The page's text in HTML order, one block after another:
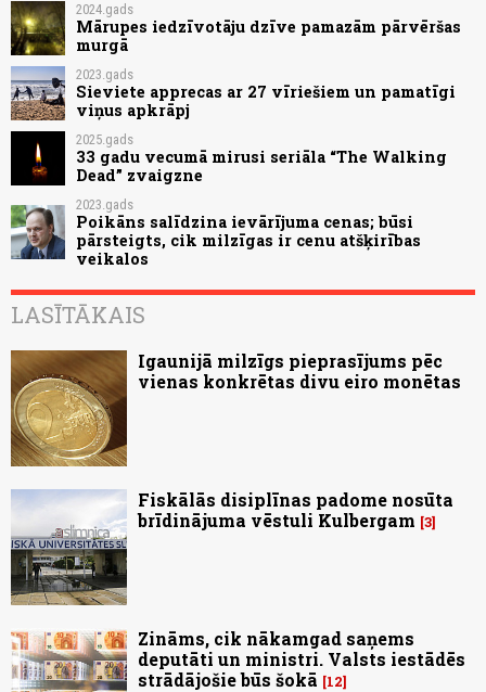
2024.gads
Mārupes iedzīvotāju dzīve pamazām pārvēršas
murgā
2023.gads
Sieviete apprecas ar 27 vīriešiem un pamatīgi
viņus apkrāpj
2025.gads
33 gadu vecumā mirusi seriāla “The Walking
Dead” zvaigzne
2023.gads
Poikāns salīdzina ievārījuma cenas; būsi
pārsteigts, cik milzīgas ir cenu atšķirības
veikalos
LASĪTĀKAIS
Igaunijā milzīgs pieprasījums pēc
vienas konkrētas divu eiro monētas
Fiskālās disiplīnas padome nosūta
brīdinājuma vēstuli Kulbergam 3
Zināms, cik nākamgad saņems
deputāti un ministri. Valsts iestādēs
strādājošie būs šokā
12